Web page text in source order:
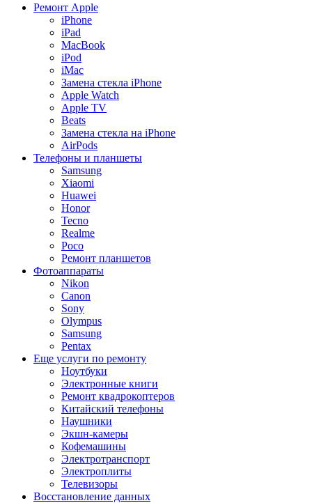
Ремонт Apple
iPhone
iPad
MacBook
iPod
iMac
Замена стекла iPhone
Apple Watch
Apple TV
Beats
Замена стекла на iPhone
AirPods
Телефоны и планшеты
Samsung
Xiaomi
Huawei
Honor
Tecno
Realme
Poco
Ремонт планшетов
Фотоаппараты
Nikon
Canon
Sony
Olympus
Samsung
Pentax
Еще услуги по ремонту
Ноутбуки
Электронные книги
Ремонт квадрокоптеров
Китайский телефоны
Наушники
Экшн-камеры
Кофемашины
Электротранспорт
Электроплиты
Телевизоры
Восстановление данных